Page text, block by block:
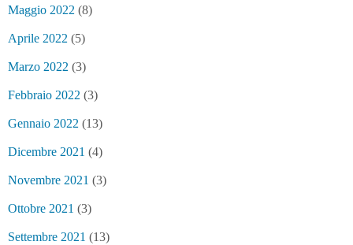
Maggio 2022 (8)
Aprile 2022 (5)
Marzo 2022 (3)
Febbraio 2022 (3)
Gennaio 2022 (13)
Dicembre 2021 (4)
Novembre 2021 (3)
Ottobre 2021 (3)
Settembre 2021 (13)